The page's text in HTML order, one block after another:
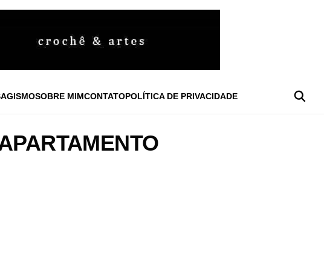
SOBRE MIMCONTATOPOLÍTICA DE PRIVACIDADE